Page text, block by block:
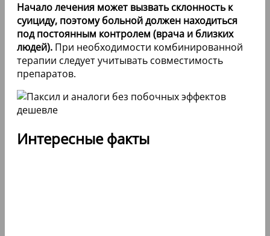
Начало лечения может вызвать склонность к
суициду, поэтому больной должен находиться
под постоянным контролем (врача и близких
людей). При необходимости комбинированной
терапии следует учитывать совместимость
препаратов.
Интересные факты